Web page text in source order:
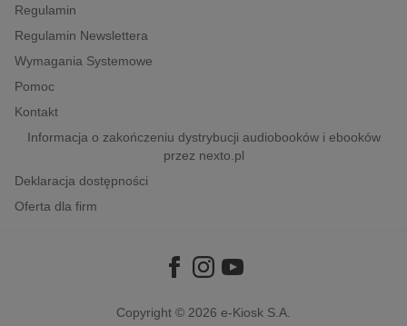
inne
popularno-naukowe
historia
Regulamin
Regulamin Newslettera
Wymagania Systemowe
Pomoc
Kontakt
Informacja o zakończeniu dystrybucji audiobooków i ebooków
przez nexto.pl
Deklaracja dostępności
Oferta dla firm
Copyright © 2026 e-Kiosk S.A.